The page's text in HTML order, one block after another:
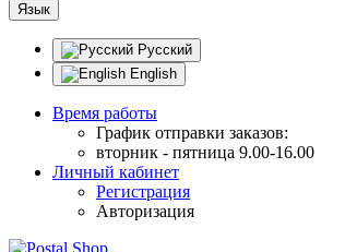
Язык
Русский
English
Время работы
График отправки заказов:
вторник - пятница 9.00-16.00
Личный кабинет
Регистрация
Авторизация